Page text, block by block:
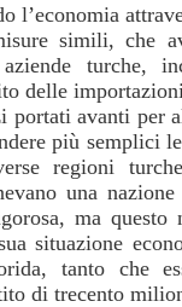
l’economia
simili, che
turche,
delle
portati avanti per
più semplici
regioni
una
ma
situazione
tanto che
di trecento